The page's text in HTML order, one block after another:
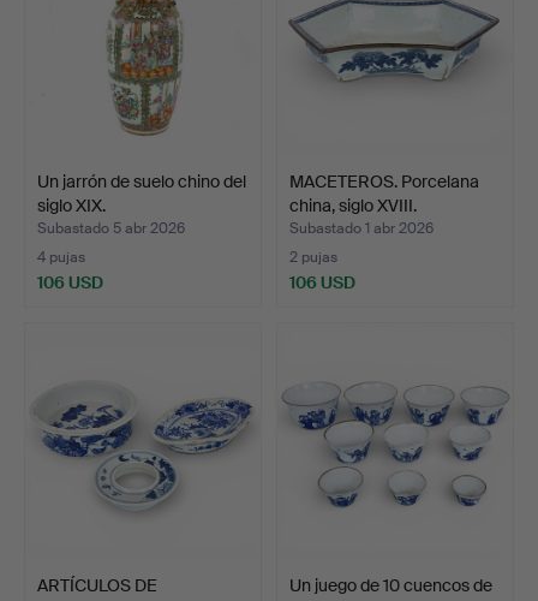
Un jarrón de suelo chino del
siglo XIX.
Subastado 5 abr 2026
4 pujas
106 USD
MACETEROS. Porcelana
china, siglo XVIII.
Subastado 1 abr 2026
2 pujas
106 USD
ARTÍCULOS DE
Un juego de 10 cuencos de